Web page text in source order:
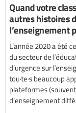
Quand votre
autres histoires
l’enseignement
L’année 2020 a été
du secteur de
d’urgence sur
tou·te·s beaucoup
plateformes
d’enseignement